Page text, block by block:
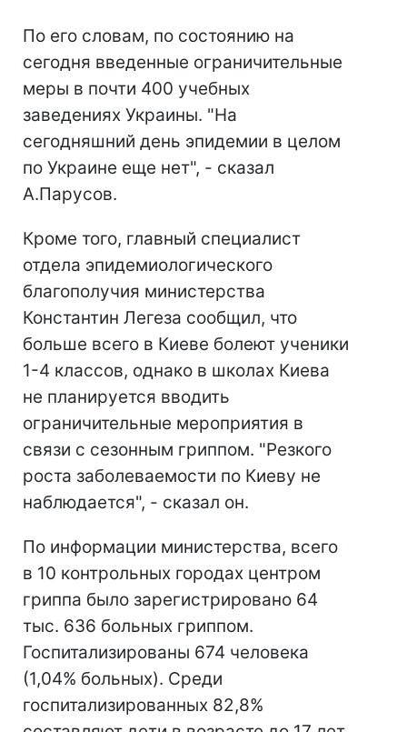
По его словам, по состоянию на
сегодня введенные ограничительные
меры в почти 400 учебных
заведениях Украины. "На
сегодняшний день эпидемии в целом
по Украине еще нет", - сказал
А.Парусов.
Кроме того, главный специалист
отдела эпидемиологического
благополучия министерства
Константин Легеза сообщил, что
больше всего в Киеве болеют ученики
1-4 классов, однако в школах Киева
не планируется вводить
ограничительные мероприятия в
связи с сезонным гриппом. "Резкого
роста заболеваемости по Киеву не
наблюдается", - сказал он.
По информации министерства, всего
в 10 контрольных городах центром
гриппа было зарегистрировано 64
тыс. 636 больных гриппом.
Госпитализированы 674 человека
(1,04% больных). Среди
госпитализированных 82,8%